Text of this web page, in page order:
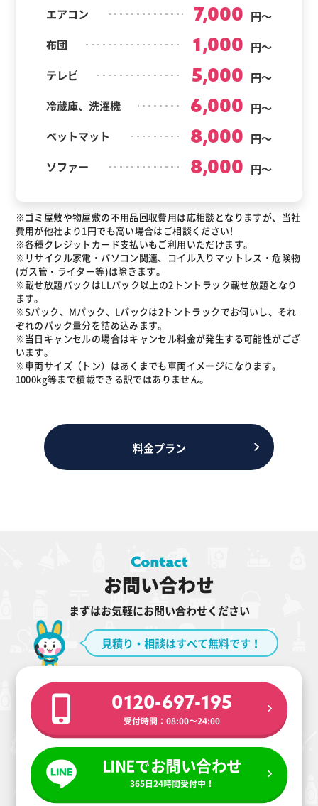
エアコン 7,000 円～
布団
1,000 円～
テレビ
5,000 円～
冷蔵庫、洗濯機
6,000 円～
ベットマット
8,000 円～
ソファー
8,000 円～
※ゴミ屋敷や物屋敷の不用品回収費用は応相談となりますが、当社
費用が他社より1円でも高い場合はご相談ください!
※各種クレジットカード支払いもご利用いただけます。
※リサイクル家電・パソコン関連、コイル入りマットレス・危険物
(ガス管・ライター等)は除きます。
※載せ放題パックはLLパック以上の2トントラック載せ放題となり
ます。
※Sパック、Mパック、Lパックは2トントラックでお伺いし、それ
ぞれのパック量分を詰め込みます。
※当日キャンセルの場合はキャンセル料金が発生する可能性がござ
います。
※車両サイズ（トン）はあくまでも車両イメージになります。
1000kg等まで積載できる訳ではありません。
料金プラン
お問い合わせ
まずはお気軽にお問い合わせください
見積り・相談はすべて無料です！
0120-697-195
受付時間：08:00〜24:00
LINEでお問い合わせ
365日24時間受付中！